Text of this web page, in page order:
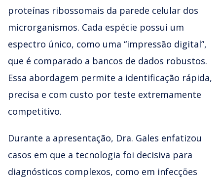
proteínas ribossomais da parede celular dos
microrganismos. Cada espécie possui um
espectro único, como uma “impressão digital”,
que é comparado a bancos de dados robustos.
Essa abordagem permite a identificação rápida,
precisa e com custo por teste extremamente
competitivo.
Durante a apresentação, Dra. Gales enfatizou
casos em que a tecnologia foi decisiva para
diagnósticos complexos, como em infecções